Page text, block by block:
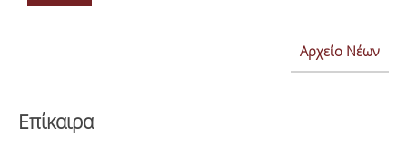
Αρχείο Νέων
Επίκαιρα